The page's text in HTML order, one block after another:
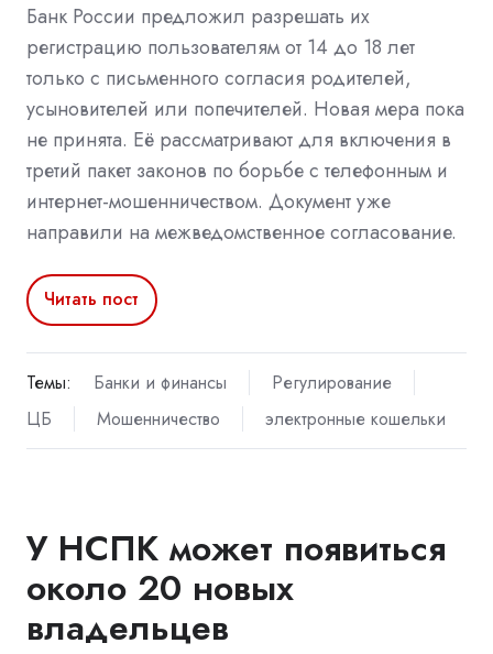
Банк России предложил разрешать их
регистрацию пользователям от 14 до 18 лет
только с письменного согласия родителей,
усыновителей или попечителей. Новая мера пока
не принята. Её рассматривают для включения в
третий пакет законов по борьбе с телефонным и
интернет-мошенничеством. Документ уже
направили на межведомственное согласование.
Читать пост
Темы: Банки и финансы
Регулирование
ЦБ
Мошенничество электронные кошельки
У НСПК может появиться
около 20 новых
владельцев